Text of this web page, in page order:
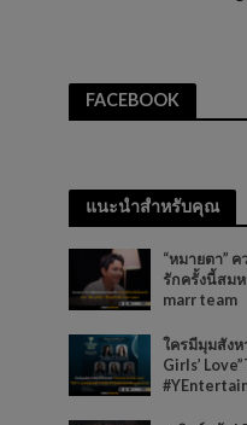
FACEBOOK
แนะนำสำหรับคุณ
“หมายตา”
รักครั้งนี้สมห
marr team
ใครมีมุมสังห
Girls’